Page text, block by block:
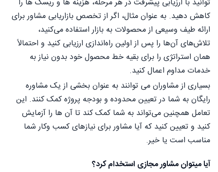
توانید با ارزیابی پیشرفت در هر مرحله، هزینه ها و ریسک ها را
کاهش دهید. به عنوان مثال، اگر از تخصص بازاریابی مشاور برای
ارائه طیف وسیعی از محصولات به بازار استفاده می‌کنید،
تلاش‌های آن‌ها را پس از اولین راه‌اندازی ارزیابی کنید و احتمالاً
همان استراتژی را برای بقیه خط محصول خود بدون نیاز به
خدمات مداوم اعمال کنید.
بسیاری از مشاوران می توانند به عنوان بخشی از یک مشاوره
رایگان به شما در تعیین محدوده و بودجه پروژه کمک کنند. این
تعامل همچنین می‌تواند به شما کمک کند تا آن ها را آزمایش
کنید و تعیین کنید که آیا مشاور برای نیازهای کسب وکار شما
مناسب است یا خیر.
آیا میتوان مشاور مجازی استخدام کرد؟